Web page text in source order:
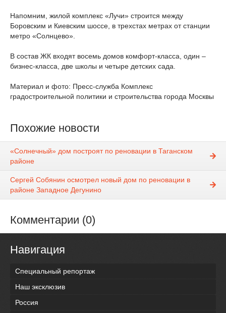
Напомним, жилой комплекс «Лучи» строится между
Боровским и Киевским шоссе, в трехстах метрах от станции
метро «Солнцево».
В состав ЖК входят восемь домов комфорт-класса, один –
бизнес-класса, две школы и четыре детских сада.
Материал и фото: Пресс-служба Комплекс
градостроительной политики и строительства города Москвы
Похожие новости
«Солнечный» дом построят по реновации в Таганском
районе
Сергей Собянин осмотрел новый дом по реновации в
районе Западное Дегунино
Комментарии (0)
Навигация
Специальный репортаж
Наш эксклюзив
Россия